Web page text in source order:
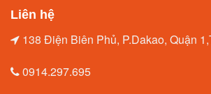
Liên hệ
138 Điện Biên Phủ, P.Dakao, Quận
0914.297.695